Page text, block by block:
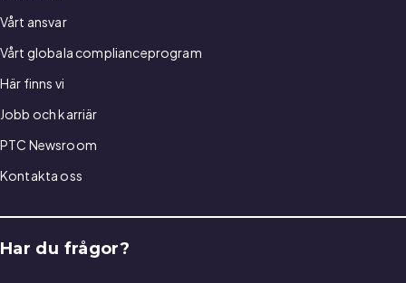
Vårt ansvar
Vårt globala complianceprogram
Här finns vi
Jobb och karriär
PTC Newsroom
Kontakta oss
Har du frågor?